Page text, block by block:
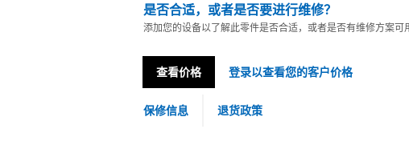
是否合适，或者是否要进行维修？
添加您的设备以了解此零件是否合适，或者是否有维修方案可
查看价格 登录以查看您的客户价格
保修信息 退货政策